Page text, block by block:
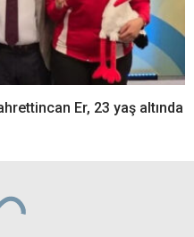
Er, 23 yaş altında